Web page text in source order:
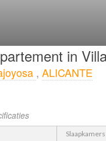
in
, ALICANTE
Slaapkamers